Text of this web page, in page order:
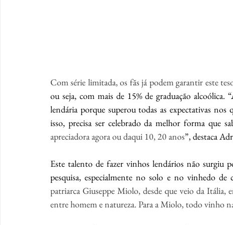
Com série limitada, os fãs já podem garantir este
ou seja, com mais de 15% de graduação
lendária porque superou todas as expectativas
isso, precisa ser celebrado da melhor forma que
apreciadora agora ou daqui 10, 20 anos”, destaca
Este talento de fazer vinhos lendários não surgiu
patriarca Giuseppe Miolo, desde que veio da Itália,
entre homem e natureza. Para a Miolo, todo vinho